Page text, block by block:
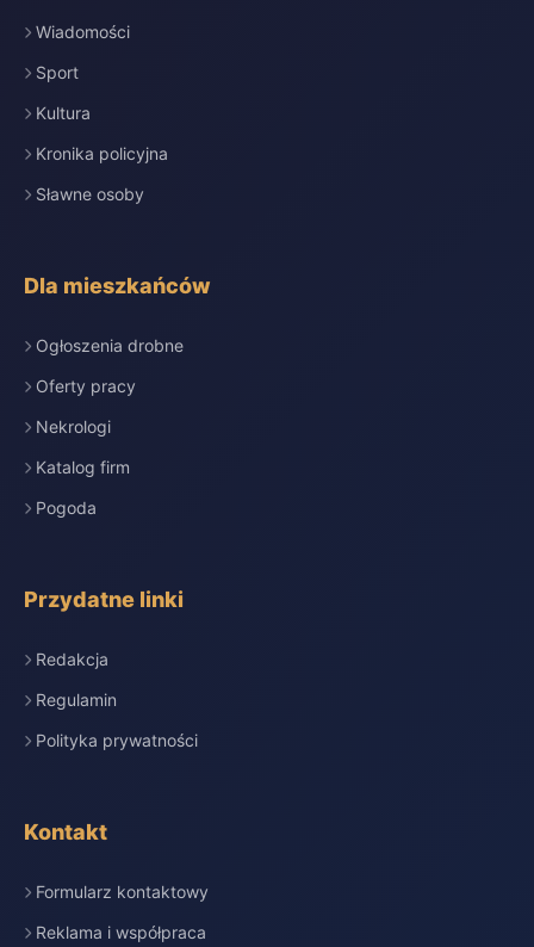
Wiadomości
Sport
Kultura
Kronika policyjna
Sławne osoby
Dla mieszkańców
Ogłoszenia drobne
Oferty pracy
Nekrologi
Katalog firm
Pogoda
Przydatne linki
Redakcja
Regulamin
Polityka prywatności
Kontakt
Formularz kontaktowy
Reklama i współpraca